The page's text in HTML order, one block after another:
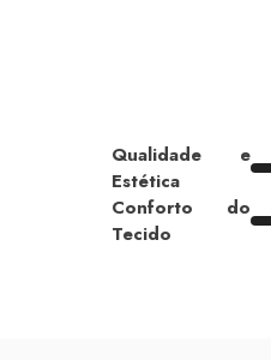
Qualidade e
Estética
Conforto do
Tecido